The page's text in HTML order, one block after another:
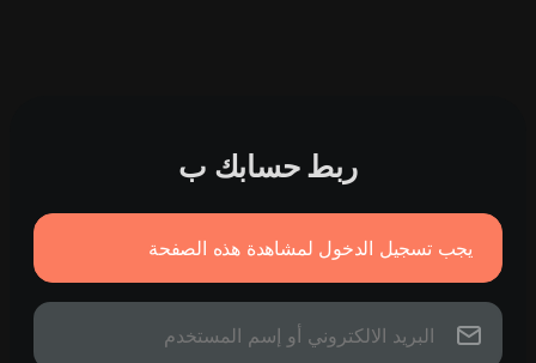
ربط حسابك ب
يجب تسجيل الدخول لمشاهدة هذه الصفحة